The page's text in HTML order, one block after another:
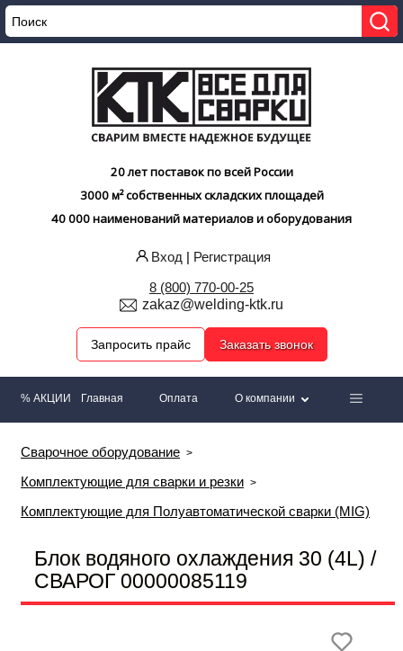
20 лет поставок по всей России
3000 м² собственных складских площадей
40 000 наименований материалов и оборудования
Вход | Регистрация
8 (800) 770-00-25
zakaz@welding-ktk.ru
Запросить прайс Заказать звонок
% АКЦИИ Главная Оплата О компании
Сварочное оборудование
Комплектующие для сварки и резки
Комплектующие для Полуавтоматической сварки (MIG)
Блок водяного охлаждения 30 (4L) /
СВАРОГ 00000085119